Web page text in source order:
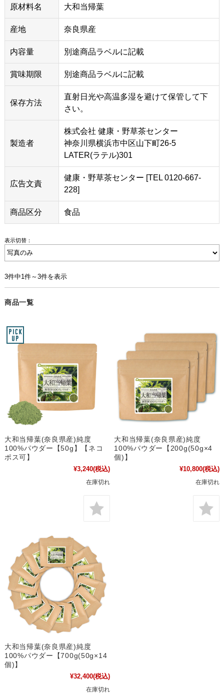
原材料名 大和当帰葉
産地 奈良県産
内容量 別途商品ラベルに記載
賞味期限 別途商品ラベルに記載
保存方法
直射日光や高温多湿を避けて保管して下
さい。
製造者
株式会社 健康・野草茶センター
神奈川県横浜市中区山下町26-5
LATER(ラテル)301
広告文責
健康・野草茶センター [TEL 0120-667-
228]
商品区分 食品
表示切替：
3件中1件～3件を表示
商品一覧
大和当帰葉(奈良県産)純度
100%パウダー【50g】【ネコ
ポス可】
¥3,240(税込)
在庫切れ
大和当帰葉(奈良県産)純度
100%パウダー【200g(50g×4
個)】
¥10,800(税込)
在庫切れ
大和当帰葉(奈良県産)純度
100%パウダー【700g(50g×14
個)】
¥32,400(税込)
在庫切れ